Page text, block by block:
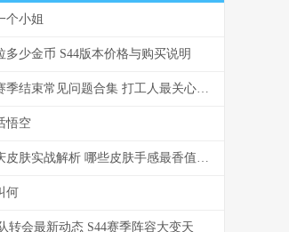
个小姐
多少金币 S44版本价格与购买说明
王者荣耀战队赛季结束常见问题合集 打工人最关心的结算真相
悟空
王者英耀周年庆皮肤实战解析 哪些皮肤手感最香值不值得买
何
转会最新动态 S44赛季阵容大变天